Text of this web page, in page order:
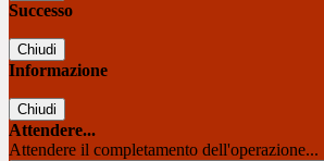
Successo
Chiudi
Informazione
Chiudi
Attendere...
Attendere il completamento dell'operazione...